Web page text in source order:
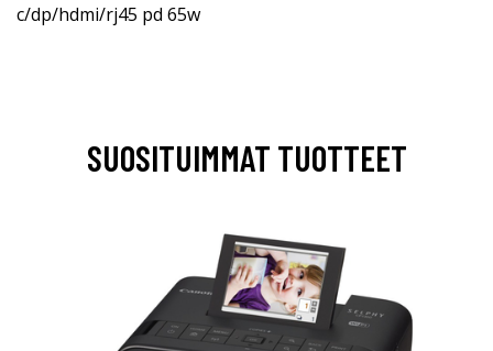
c/dp/hdmi/rj45 pd 65w
SUOSITUIMMAT TUOTTEET